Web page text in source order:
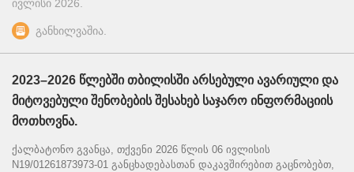
ივლისი 2026
განხილვაშია.
2023–2026 წლებში თბილისში არსებული ავარიული და
მიტოვებული შენობების შესახებ საჯარო ინფორმაციის
მოთხოვნა.
ქალბატონო გვანცა, თქვენი 2026 წლის 06 ივლისის
N19/01261873973-01 განცხადებასთან დაკავშირებით გაცნობებთ,